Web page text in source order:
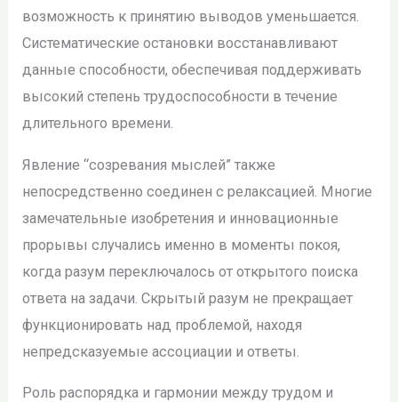
возможность к принятию выводов уменьшается.
Систематические остановки восстанавливают
данные способности, обеспечивая поддерживать
высокий степень трудоспособности в течение
длительного времени.
Явление “созревания мыслей” также
непосредственно соединен с релаксацией. Многие
замечательные изобретения и инновационные
прорывы случались именно в моменты покоя,
когда разум переключалось от открытого поиска
ответа на задачи. Скрытый разум не прекращает
функционировать над проблемой, находя
непредсказуемые ассоциации и ответы.
Роль распорядка и гармонии между трудом и